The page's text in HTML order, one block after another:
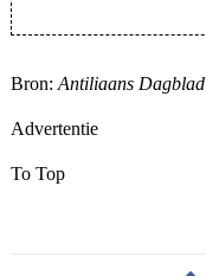
Bron: Antiliaans Dagblad
Advertentie
To Top